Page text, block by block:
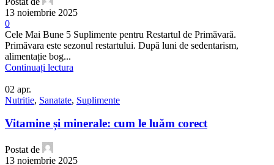
13 noiembrie 2025
0
Cele Mai Bune 5 Suplimente pentru Restartul de Primăvară.
Primăvara este sezonul restartului. După luni de sedentarism,
alimentație bog...
Continuați lectura
02 apr.
Nutritie, Sanatate, Suplimente
Vitamine și minerale: cum le luăm corect
Postat de
13 noiembrie 2025